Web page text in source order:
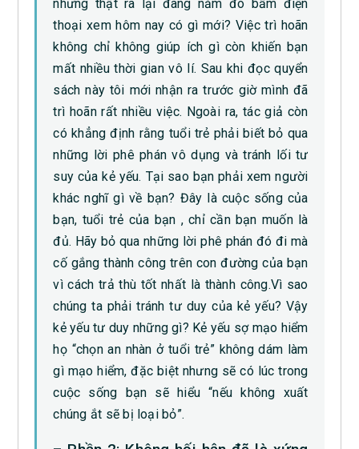
nhưng thật ra lại đang nằm đó bấm điện
thoại xem hôm nay có gì mới? Việc trì hoãn
không chỉ không giúp ích gì còn khiến bạn
mất nhiều thời gian vô lí. Sau khi đọc quyển
sách này tôi mới nhận ra trước giờ mình đã
trì hoãn rất nhiều việc. Ngoài ra, tác giả còn
có khẳng định rằng tuổi trẻ phải biết bỏ qua
những lời phê phán vô dụng và tránh lối tư
suy của kẻ yếu. Tại sao bạn phải xem người
khác nghĩ gì về bạn? Đây là cuộc sống của
bạn, tuổi trẻ của bạn , chỉ cần bạn muốn là
đủ. Hãy bỏ qua những lời phê phán đó đi mà
cố gắng thành công trên con đường của bạn
vì cách trả thù tốt nhất là thành công.Vì sao
chúng ta phải tránh tư duy của kẻ yếu? Vậy
kẻ yếu tư duy những gì? Kẻ yếu sợ mạo hiểm
họ “chọn an nhàn ở tuổi trẻ” không dám làm
gì mạo hiểm, đặc biệt nhưng sẽ có lúc trong
cuộc sống bạn sẽ hiểu “nếu không xuất
chúng ắt sẽ bị loại bỏ”.